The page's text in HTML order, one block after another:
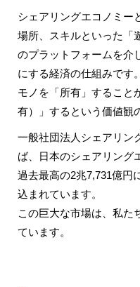
シェアリングエコノミー
場所、スキルといった「
のプラットフォームを介
にする経済の仕組みです。
モノを「所有」すること
有）」するという価値観
一般社団法人シェアリン
ば、日本のシェアリング
過去最高の2兆7,731億円
込まれています。
この巨大な市場は、私た
ています。